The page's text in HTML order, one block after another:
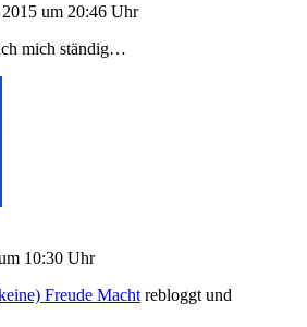
um 20:46 Uhr
mich ständig…
10:30 Uhr
Freude Macht rebloggt und